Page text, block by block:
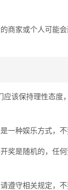
商家或个人可能
应该保持理性态
一种娱乐方式，
奖是随机的，任
遵守相关规定，